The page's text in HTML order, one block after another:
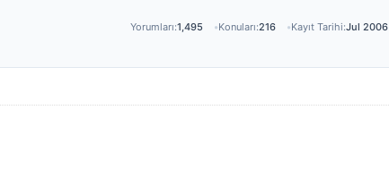
Yorumları:1,495 Konuları:216 Kayıt Tarihi:Jul 2006